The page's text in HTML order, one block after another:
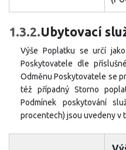
1.3.2.Ubytovací
Výše Poplatku se určí
Poskytovatele dle
Odměnu Poskytovatele se
též případný Storno
Podmínek poskytování
procentech) jsou uvedeny v